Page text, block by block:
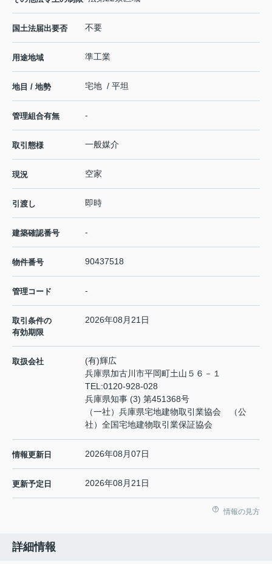
国土法届出要否 不要
用途地域 準工業
地目 / 地勢 宅地 / 平坦
管理組合有無 -
取引態様 一般媒介
現況 空家
引渡し 即時
建築確認番号 -
物件番号 90437518
管理コード -
取引条件の
有効期限
2026年08月21日
取扱会社
(有)輝広
兵庫県加古川市平岡町土山５６－１
TEL:0120-928-028
兵庫県知事 (3) 第451368号
（一社）兵庫県宅地建物取引業協会 （公
社）全国宅地建物取引業保証協会
情報更新日 2026年08月07日
更新予定日 2026年08月21日
情報の見方
詳細情報